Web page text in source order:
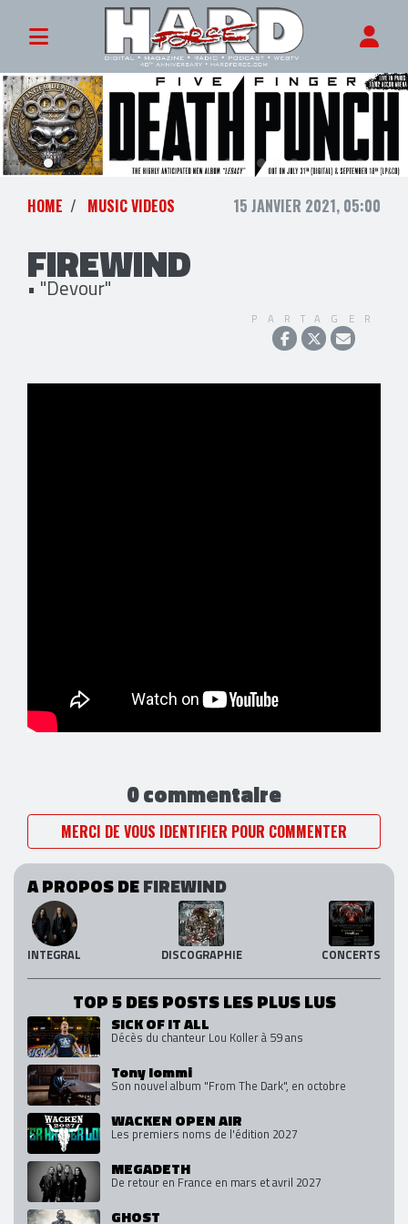
HOME MUSIC VIDEOS 15 JANVIER 2021, 05:00
FIREWIND
• "Devour"
PARTAGER
0 commentaire
MERCI DE VOUS IDENTIFIER POUR COMMENTER
A PROPOS DEFIREWIND
INTEGRAL DISCOGRAPHIE CONCERTS
TOP 5 DES POSTS LES PLUS LUS
SICK OF IT ALL
Décès du chanteur Lou Koller à 59 ans
Tony Iommi
Son nouvel album "From The Dark", en octobre
WACKEN OPEN AIR
Les premiers noms de l'édition 2027
MEGADETH
De retour en France en mars et avril 2027
GHOST